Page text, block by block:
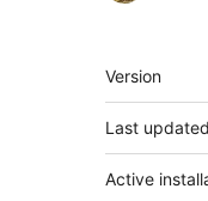
Meta
Version
Last updated
Active